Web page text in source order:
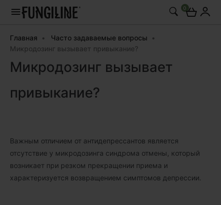
0
Главная
Часто задаваемые вопросы
Микродозинг вызывает привыкание?
Микродозинг вызывает
привыкание?
Важным отличием от антидепрессантов является
отсутствие у микродозинга синдрома отмены, который
возникает при резком прекращении приема и
характеризуется возвращением симптомов депрессии.